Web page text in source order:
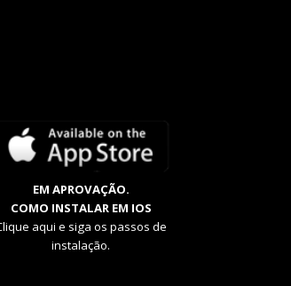
EM APROVAÇÃO.
COMO INSTALAR EM IOS
aqui e siga os passos de
instalação.